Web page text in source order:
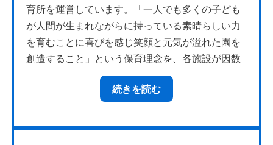
育所を運営しています。「一人でも多くの子ども
が人間が生まれながらに持っている素晴らしい力
を育むことに喜びを感じ笑顔と元気が溢れた園を
創造すること」という保育理念を、各施設が因数
分解して保育士それぞれの行動レベルまで落とし
込むことを徹底しています。
続きを読む